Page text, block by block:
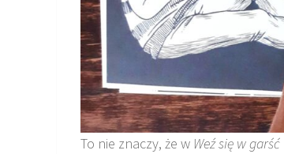
To nie znaczy, że w Weź się w garść